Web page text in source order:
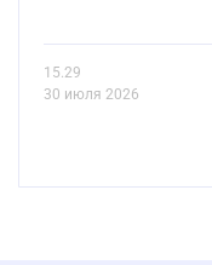
15.29
30 июля 2026